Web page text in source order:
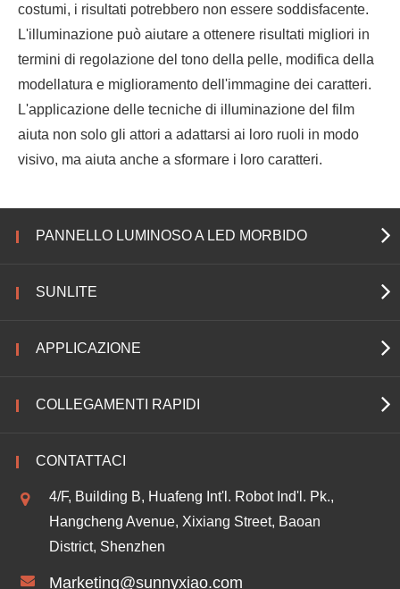
costumi, i risultati potrebbero non essere soddisfacente.
L'illuminazione può aiutare a ottenere risultati migliori in
termini di regolazione del tono della pelle, modifica della
modellatura e miglioramento dell'immagine dei caratteri.
L'applicazione delle tecniche di illuminazione del film
aiuta non solo gli attori a adattarsi ai loro ruoli in modo
visivo, ma aiuta anche a sformare i loro caratteri.
PANNELLO LUMINOSO A LED MORBIDO
SUNLITE
APPLICAZIONE
COLLEGAMENTI RAPIDI
CONTATTACI
4/F, Building B, Huafeng Int'l. Robot Ind'l. Pk.,
Hangcheng Avenue, Xixiang Street, Baoan
District, Shenzhen
Marketing@sunnyxiao.com